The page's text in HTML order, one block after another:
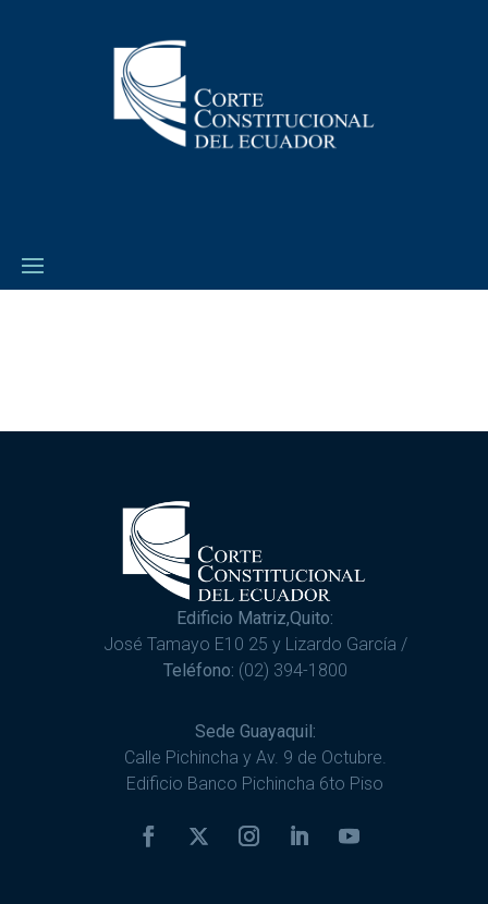
Edificio Matriz,Quito:
José Tamayo E10 25 y Lizardo García /
Teléfono: (02) 394-1800
Sede Guayaquil:
Calle Pichincha y Av. 9 de Octubre.
Edificio Banco Pichincha 6to Piso